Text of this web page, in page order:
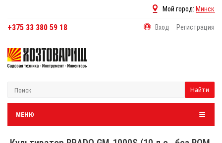
Мой город: Минск
+375 33 380 59 18 Вход Регистрация
Найти
МЕНЮ